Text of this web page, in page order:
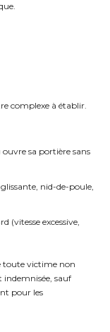
complexe à établir.
sa portière sans
nid-de-poule,
excessive,
toute victime non
indemnisée, sauf
pour les